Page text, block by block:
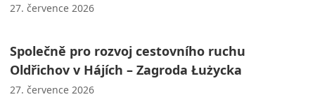
27. července 2026
Společně pro rozvoj cestovního ruchu
Oldřichov v Hájích – Zagroda Łużycka
27. července 2026